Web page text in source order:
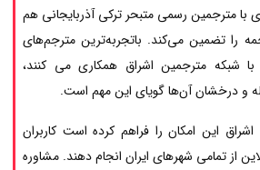
با مترجمین رسمی متبحر ترکی آذربایجانی هم
را تضمین می‌کند. باتجربه‌ترین مترجم‌های
با شبکه مترجمین اشراق همکاری می کنند،
و درخشان آن‌ها گویای این مهم است.
این امکان را فراهم کرده است کاربران
از تمامی شهرهای ایران انجام دهند. مشاوره